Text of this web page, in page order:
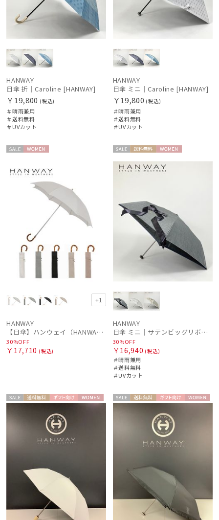
絞り込み
レディース キッズ
カテゴリー
エスタ
FURLA
フルラ
Fuwacool®
フワクール®
Gracy
グレイシー
HANWAY
ハンウェイ
HANWAY
日傘 折｜Caroline [HANWAY]
￥19,800 (税込)
＃晴雨兼用
＃送料無料
＃UVカット
HANWAY
日傘 ミニ｜Caroline [HANWAY]
￥19,800 (税込)
＃晴雨兼用
＃送料無料
＃UVカット
ル
N
+1
HANWAY
【日傘】ハンウェイ（HANWAY）Aoi 折りたたみ 木棒【公式ムーンバット】[Aoi]純パラソル UV 手開き 日本製 高級日傘
30%OFF
￥17,710 (税込)
ル
料
N
HANWAY
日傘 ミニ｜サテンビッグリボン [HANWAY]
30%OFF
￥16,940 (税込)
＃晴雨兼用
＃送料無料
＃UVカット
セー
ル
送料無 ギフト
向け
WOME
セー 送料無 ギフト
向け
WOME